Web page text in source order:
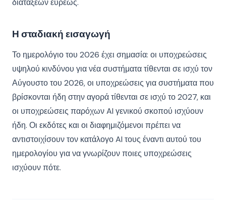
διατάξεων ευρέως.
Η σταδιακή εισαγωγή
Το ημερολόγιο του 2026 έχει σημασία: οι υποχρεώσεις
υψηλού κινδύνου για νέα συστήματα τίθενται σε ισχύ τον
Αύγουστο του 2026, οι υποχρεώσεις για συστήματα που
βρίσκονται ήδη στην αγορά τίθενται σε ισχύ το 2027, και
οι υποχρεώσεις παρόχων AI γενικού σκοπού ισχύουν
ήδη. Οι εκδότες και οι διαφημιζόμενοι πρέπει να
αντιστοιχίσουν τον κατάλογο AI τους έναντι αυτού του
ημερολογίου για να γνωρίζουν ποιες υποχρεώσεις
ισχύουν πότε.